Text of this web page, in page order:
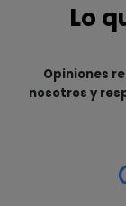
Lo
Opiniones
nosotros y